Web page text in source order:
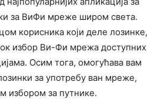
за ВиФи мреже широм света.
корисника који деле лозинке,
избор Ви-Фи мрежа доступних
Осим тога, омогућава вам
за употребу ван мреже,
избором за путнике.